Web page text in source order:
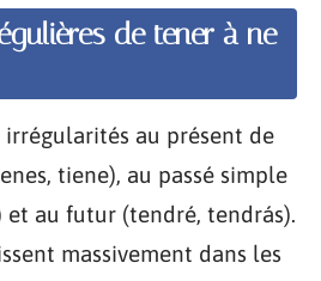
de tener à ne
irrégularités au présent de
tiene), au passé simple
et au futur (tendré, tendrás).
massivement dans les